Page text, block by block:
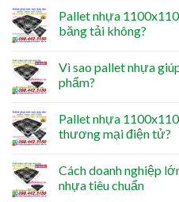
Pallet nhựa
băng tải không?
Vì sao pallet nhựa
phẩm?
Pallet nhựa
thương mại điện tử?
Cách doanh nghiệp
nhựa tiêu chuẩn